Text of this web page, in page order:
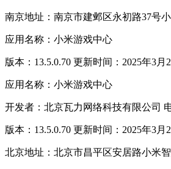
南京地址：南京市建邺区永初路37号
应用名称：小米游戏中心
版本：13.5.0.70 更新时间：2025年3月
应用名称：小米游戏中心
开发者：北京瓦力网络科技有限公司
版本：13.5.0.70 更新时间：2025年3月
北京地址：北京市昌平区安居路小米